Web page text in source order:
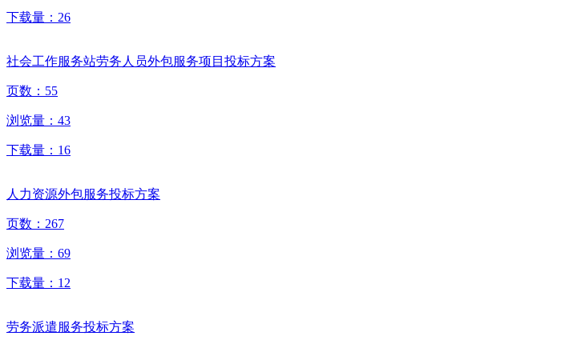
下载量： 26
社会工作服务站劳务人员外包服务项目投标方案
页数： 55
浏览量： 43
下载量： 16
人力资源外包服务投标方案
页数： 267
浏览量： 69
下载量： 12
劳务派遣服务投标方案